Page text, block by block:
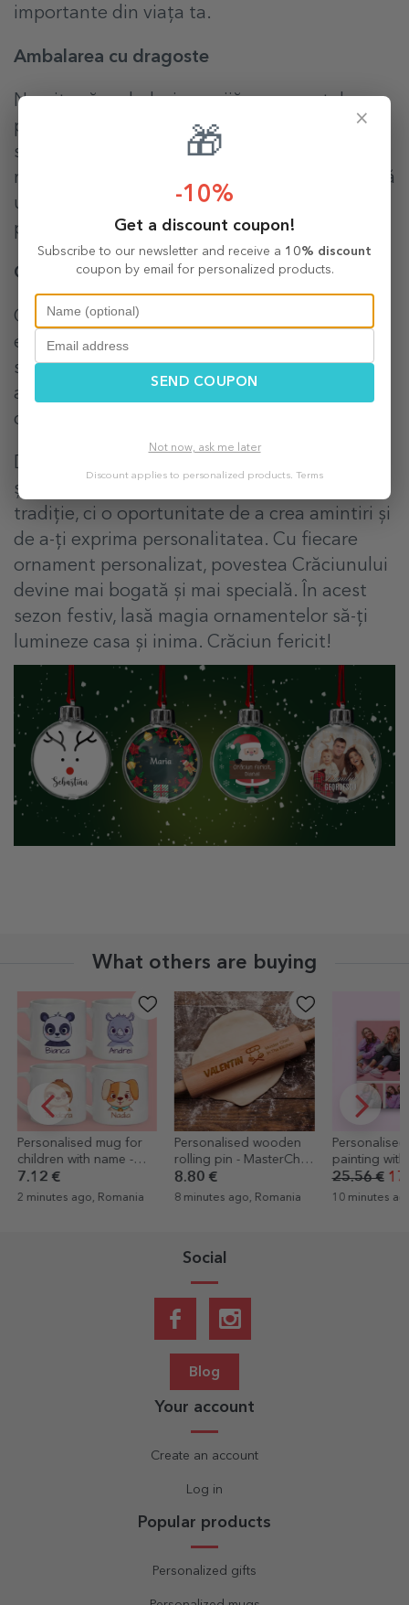
importante din viața ta.
Ambalarea cu dragoste
Nu uita să ambalezi cu grijă ornamentele
personalizate. Poți să le pui în cutii elegante
sau să le așezi în săculeți de organza cu
mărgele sclipitoare. Ambalajul grijuliu adaugă
un plus de farmec și protecție ornamentelor
prețioase.
Găsirea spațiului potrivit
Odată ce pomul este decorat, asigură-te că
este așezat într-un loc special din casă. Poți
să-l plasezi în sufragerie pentru a fi centrul
atenției sau într-un loc mai intim, cum ar fi
dormitorul, pentru o notă mai personală.
Decorarea pomului de Crăciun cu ornamente
și globuri personalizate nu este doar o
tradiție, ci o oportunitate de a crea amintiri și
de a-ți exprima personalitatea. Cu fiecare
ornament personalizat, povestea Crăciunului
devine mai bogată și mai specială. În acest
sezon festiv, lasă magia ornamentelor să-ți
lumineze casa și inima. Crăciun fericit!
What others are buying
Personalised wooden
rolling pin - MasterChef
in the kitchen
8.80 €
8 minutes ago, Romania
-30%
Personalised canvas
painting with 5 photos
25.56 €
10 minutes ago, Romania
StarGift gift
1.05 €
22 minutes
Social
Blog
Your account
Create an account
Log in
Popular products
Personalized gifts
×
🎁
-10%
Get a discount coupon!
Subscribe to our newsletter and receive a 10% discount
coupon by email for personalized products.
SEND COUPON
Not now, ask me later
Discount applies to personalized products. Terms